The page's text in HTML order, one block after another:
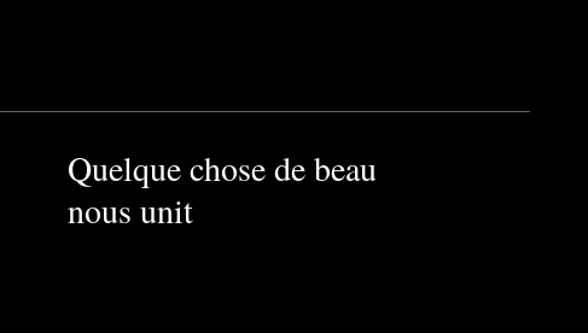
Quelque chose de beau
nous unit